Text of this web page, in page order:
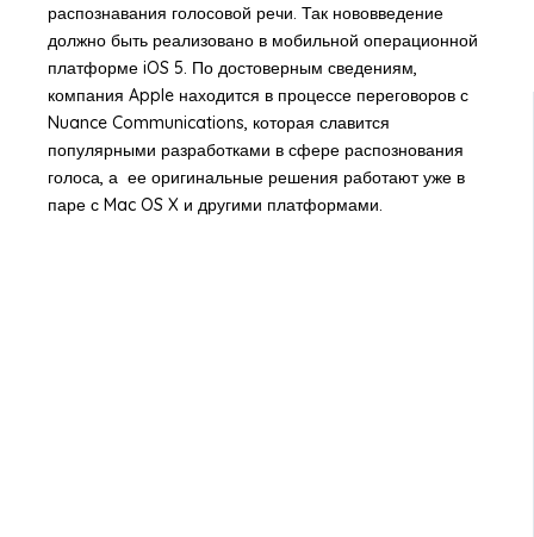
распознавания голосовой речи. Так нововведение
должно быть реализовано в мобильной операционной
платформе iOS 5. По достоверным сведениям,
компания Apple находится в процессе переговоров с
Nuance Communications, которая славится
популярными разработками в сфере распознования
голоса, а ее оригинальные решения работают уже в
паре с Mac OS X и другими платформами.